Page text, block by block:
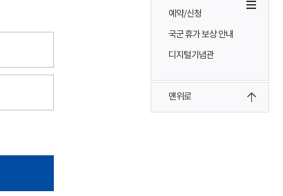
예약/신청
국군 휴가 보상 안내
디지털기념관
맨위로